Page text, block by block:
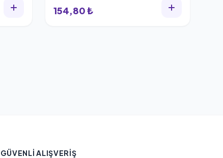
154,80 ₺
GÜVENLI ALIŞVERIŞ